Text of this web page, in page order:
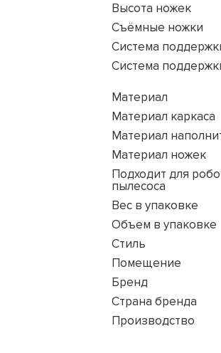
Высота ножек
Съёмные ножки
Система
Система
Материал
Материал каркаса
Материал
Материал ножек
Подходит для
пылесоса
Вес в упаковке
Объем в упаковке
Стиль
Помещение
Бренд
Страна бренда
Производство